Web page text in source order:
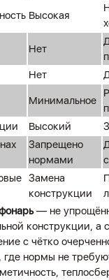
Высокая
Нет
Нет
Минимальное
Высокий
Запрещено
нормами
Замена
конструкции
— не
конструкции, а
с чётко
нормы не